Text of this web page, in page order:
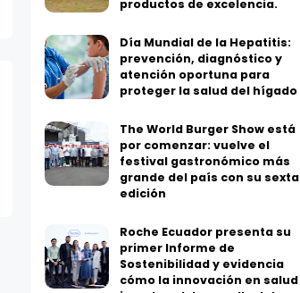
productos de excelencia.
Día Mundial de la Hepatitis:
prevención, diagnóstico y
atención oportuna para
proteger la salud del hígado
The World Burger Show está
por comenzar: vuelve el
festival gastronómico más
grande del país con su sexta
edición
Roche Ecuador presenta su
primer Informe de
Sostenibilidad y evidencia
cómo la innovación en salud